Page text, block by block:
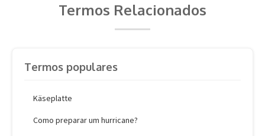
Termos Relacionados
Termos populares
Käseplatte
Como preparar um hurricane?